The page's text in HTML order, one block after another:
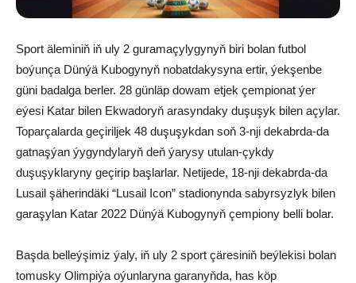
Sport äleminiň iň uly 2 guramaçylygynyň biri bolan futbol
boýunça Dünýä Kubogynyň nobatdakysyna ertir, ýekşenbe
güni badalga berler. 28 günläp dowam etjek çempionat ýer
eýesi Katar bilen Ekwadoryň arasyndaky duşuşyk bilen açylar.
Toparçalarda geçiriljek 48 duşuşykdan soň 3-nji dekabrda-da
gatnaşýan ýygyndylaryň deň ýarysy utulan-çykdy
duşuşyklaryny geçirip başlarlar. Netijede, 18-nji dekabrda-da
Lusail şäherindäki “Lusail Icon” stadionynda sabyrsyzlyk bilen
garaşylan Katar 2022 Dünýä Kubogynyň çempiony belli bolar.
Başda belleýşimiz ýaly, iň uly 2 sport çäresiniň beýlekisi bolan
tomusky Olimpiýa oýunlaryna garanyňda, has köp